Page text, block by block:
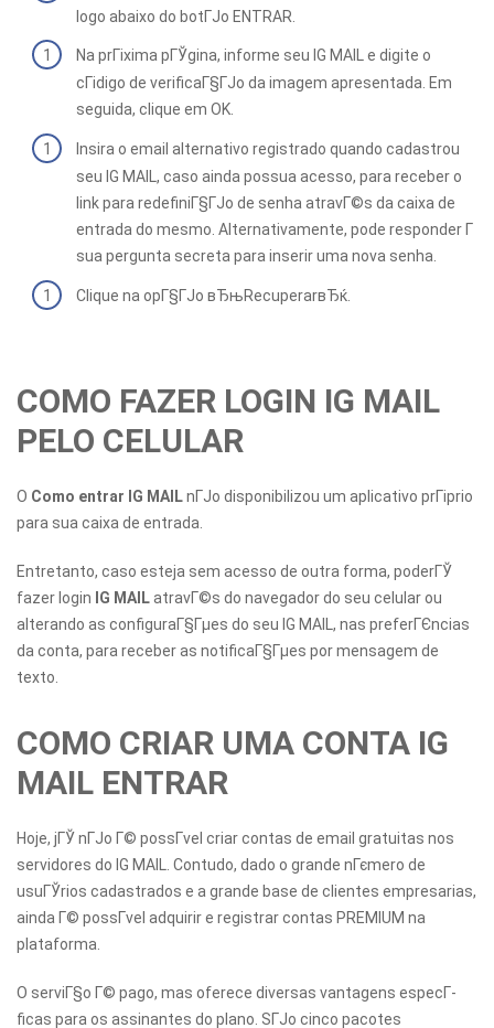
logo abaixo do botГЈo ENTRAR.
Na prГіxima pГЎgina, informe seu IG MAIL e digite o
cГіdigo de verificaГ§ГЈo da imagem apresentada. Em
seguida, clique em OK.
Insira o email alternativo registrado quando cadastrou
seu IG MAIL, caso ainda possua acesso, para receber o
link para redefiniГ§ГЈo de senha atravГ©s da caixa de
entrada do mesmo. Alternativamente, pode responder Г
sua pergunta secreta para inserir uma nova senha.
Clique na opГ§ГЈo вЂњRecuperarвЂќ.
COMO FAZER LOGIN IG MAIL
PELO CELULAR
O Como entrar IG MAILnГЈo disponibilizou um aplicativo prГіprio
para sua caixa de entrada.
Entretanto, caso esteja sem acesso de outra forma, poderГЎ
fazer login IG MAILatravГ©s do navegador do seu celular ou
alterando as configuraГ§Гµes do seu IG MAIL, nas preferГЄncias
da conta, para receber as notificaГ§Гµes por mensagem de
texto.
COMO CRIAR UMA CONTA IG
MAIL ENTRAR
Hoje, jГЎ nГЈo Г© possГ­vel criar contas de email gratuitas nos
servidores do IG MAIL. Contudo, dado o grande nГєmero de
usuГЎrios cadastrados e a grande base de clientes empresarias,
ainda Г© possГ­vel adquirir e registrar contas PREMIUM na
plataforma.
O serviГ§o Г© pago, mas oferece diversas vantagens especГ­
ficas para os assinantes do plano. SГЈo cinco pacotes